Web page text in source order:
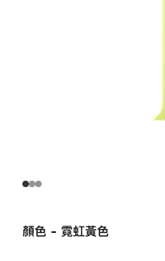
顏色 - 霓虹黃色